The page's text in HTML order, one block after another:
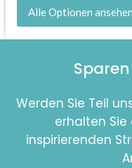
Alle Optionen ansehen
Werden Sie Teil
erhalten Sie
inspirierenden